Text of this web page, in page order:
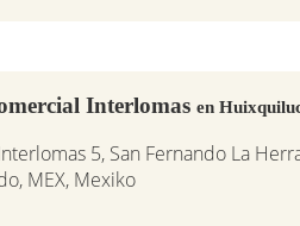
Interlomas en
5, San Fernando La
MEX, Mexiko